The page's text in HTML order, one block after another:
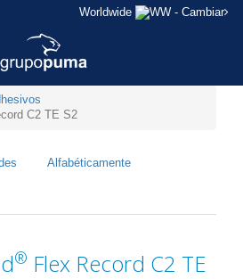
Worldwide - Cambiar
C2 TE S2
Alfabéticamente
® Flex Record C2 TE